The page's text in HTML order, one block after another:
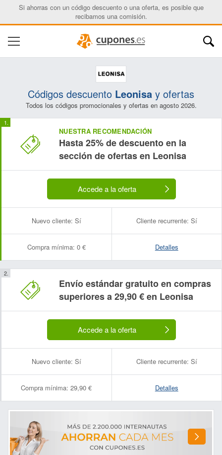
Si ahorras con un código descuento o una oferta, es posible que
recibamos una comisión.
Códigos descuento Leonisa y ofertas
Todos los códigos promocionales y ofertas en agosto 2026.
NUESTRA RECOMENDACIÓN
Hasta 25% de descuento en la
sección de ofertas en Leonisa
Accede a la oferta
Nuevo cliente: Sí Cliente recurrente: Sí
Compra mínima: 0 € Detalles
Envío estándar gratuito en compras
superiores a 29,90 € en Leonisa
Accede a la oferta
Nuevo cliente: Sí Cliente recurrente: Sí
Compra mínima: 29,90 € Detalles